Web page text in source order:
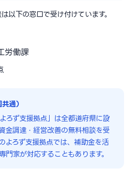
以下の窓口で受け付けています。
労働課
通）
ろず支援拠点」は全都道府県に設
金調達・経営改善の無料相談を受
よろず支援拠点では、補助金を活
門家が対応することもあります。